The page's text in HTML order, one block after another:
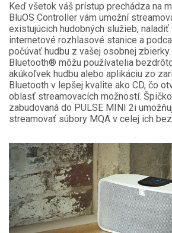
Keď všetok váš prístup prechádza na
BluOS Controller vám umožní
existujúcich hudobných služieb,
internetové rozhlasové stanice a
počúvať hudbu z vašej osobnej
Bluetooth® môžu používatelia
akúkoľvek hudbu alebo aplikáciu zo
Bluetooth v lepšej kvalite ako CD, čo
oblasť streamovacích možností.
zabudovaná do PULSE MINI 2i
streamovať súbory MQA v celej ich